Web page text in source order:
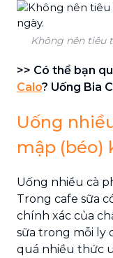
Không nên tiêu
>> Có thể bạn
Calo? Uống Bia
Uống
mập (béo)
Uống nhiều cà
Trong cafe sữa
chính xác của
sữa trong mỗi ly
quá nhiều thức